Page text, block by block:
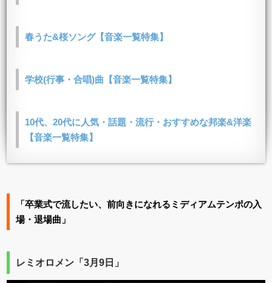
春うた&桜ソング【音楽一覧特集】
学校(行事・合唱)曲【音楽一覧特集】
10代、20代に人気・話題・流行・おすすめな邦楽&洋楽
【音楽一覧特集】
「卒業式で流したい、前向きになれるミディアムテンポの入
場・退場曲」
レミオロメン「3月9日」